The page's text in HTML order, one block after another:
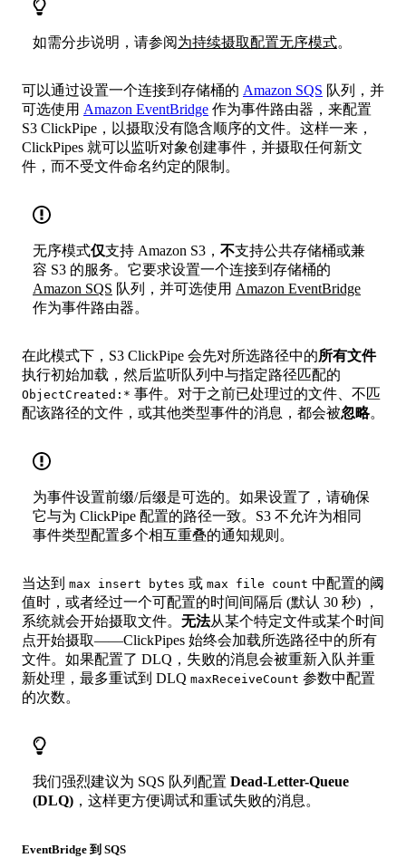
如需分步说明，请参阅为持续摄取配置无序模式。
可以通过设置一个连接到存储桶的 Amazon SQS 队列，并
可选使用 Amazon EventBridge 作为事件路由器，来配置
S3 ClickPipe，以摄取没有隐含顺序的文件。这样一来，
ClickPipes 就可以监听对象创建事件，并摄取任何新文
件，而不受文件命名约定的限制。
无序模式仅支持 Amazon S3， 不支持公共存储桶或兼
容 S3 的服务。它要求设置一个连接到存储桶的
Amazon SQS 队列，并可选使用 Amazon EventBridge
作为事件路由器。
在此模式下，S3 ClickPipe 会先对所选路径中的所有文件
执行初始加载，然后监听队列中与指定路径匹配的
ObjectCreated:* 事件。对于之前已处理过的文件、不匹
配该路径的文件，或其他类型事件的消息，都会被忽略。
为事件设置前缀/后缀是可选的。如果设置了，请确保
它与为 ClickPipe 配置的路径一致。S3 不允许为相同
事件类型配置多个相互重叠的通知规则。
当达到 max insert bytes 或 max file count 中配置的阈
值时，或者经过一个可配置的时间间隔后 (默认 30 秒) ，
系统就会开始摄取文件。 无法从某个特定文件或某个时间
点开始摄取——ClickPipes 始终会加载所选路径中的所有
文件。如果配置了 DLQ，失败的消息会被重新入队并重
新处理，最多重试到 DLQ maxReceiveCount 参数中配置
的次数。
我们强烈建议为 SQS 队列配置 Dead-Letter-Queue
(DLQ) ，这样更方便调试和重试失败的消息。
EventBridge 到 SQS